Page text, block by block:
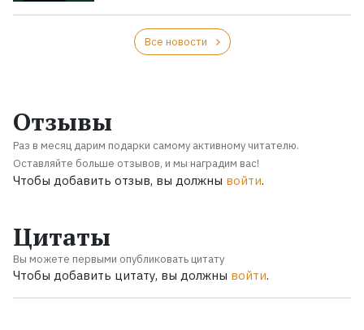
Все новости
Отзывы
Раз в месяц дарим подарки самому активному читателю.
Оставляйте больше отзывов, и мы наградим вас!
Чтобы добавить отзыв, вы должны войти.
Цитаты
Вы можете первыми опубликовать цитату
Чтобы добавить цитату, вы должны войти.